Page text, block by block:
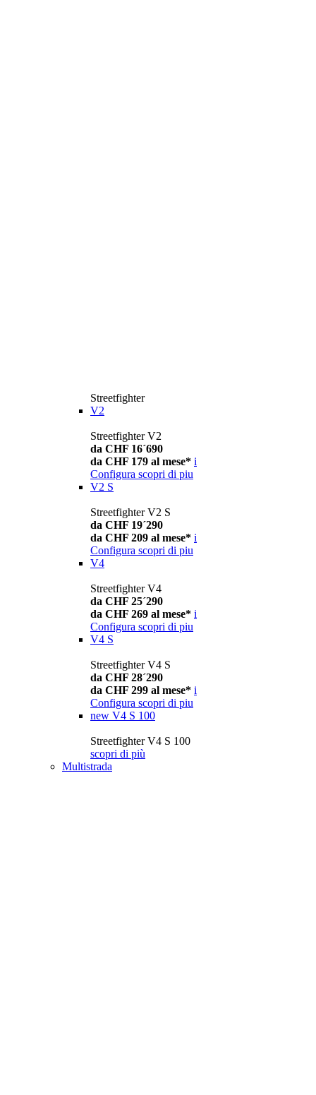
Streetfighter
V2
Streetfighter V2
da CHF 16´690
da CHF 179 al mese* i
Configura scopri di piu
V2 S
Streetfighter V2 S
da CHF 19´290
da CHF 209 al mese* i
Configura scopri di piu
V4
Streetfighter V4
da CHF 25´290
da CHF 269 al mese* i
Configura scopri di piu
V4 S
Streetfighter V4 S
da CHF 28´290
da CHF 299 al mese* i
Configura scopri di piu
new V4 S 100
Streetfighter V4 S 100
scopri di più
Multistrada